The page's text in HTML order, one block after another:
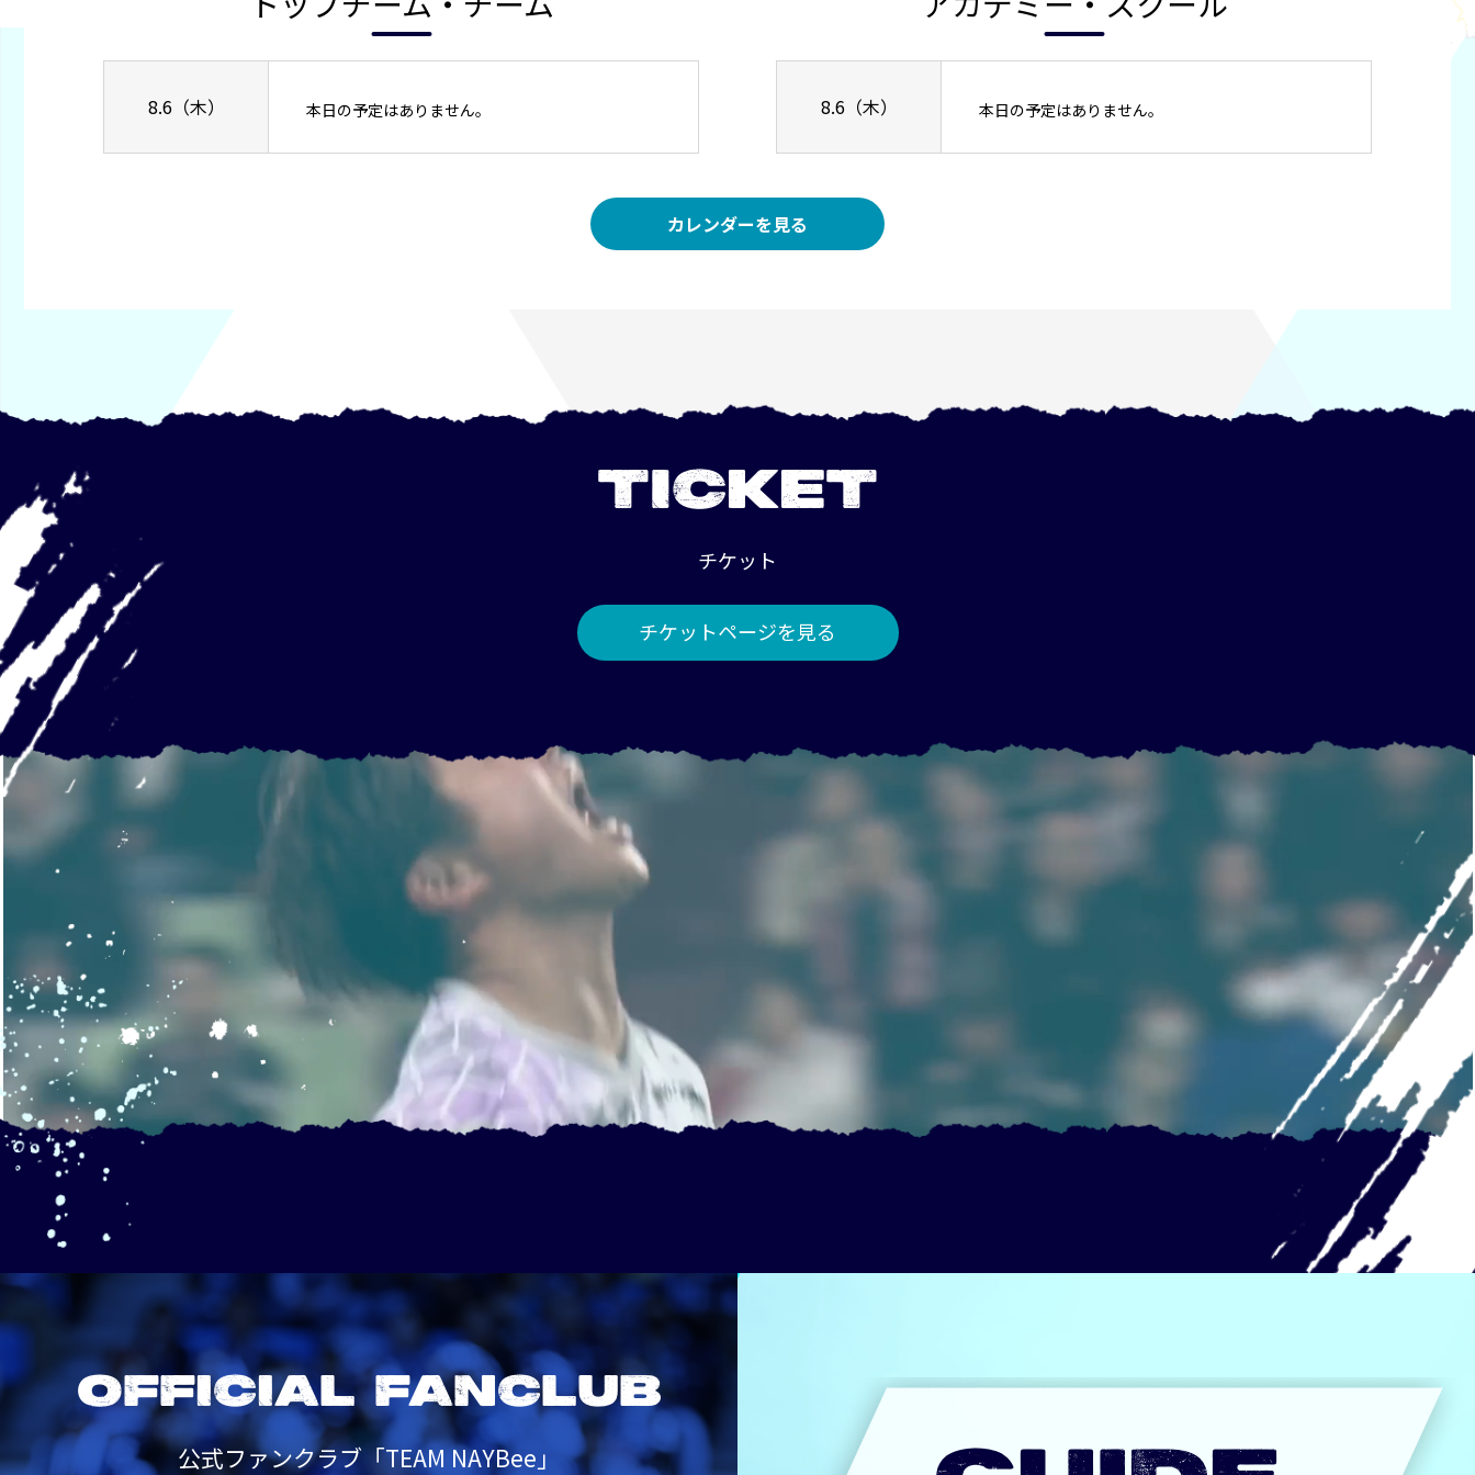
8.6（木） 本日の予定はありません。 8.6（木） 本日の予定はありません。
カレンダーを見る
TICKET
チケット
チケットページを見る
OFFICIAL FANCLUB
公式ファンクラブ「TEAM NAYBee」